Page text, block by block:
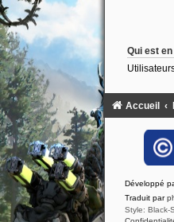
Qui est en
Accueil
Développé
Traduit par
Style: Black-